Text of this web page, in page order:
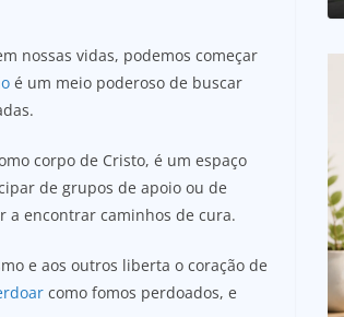
nossas vidas, podemos começar
é um meio poderoso de buscar
corpo de Cristo, é um espaço
de grupos de apoio ou de
a encontrar caminhos de cura.
e aos outros liberta o coração de
como fomos perdoados, e